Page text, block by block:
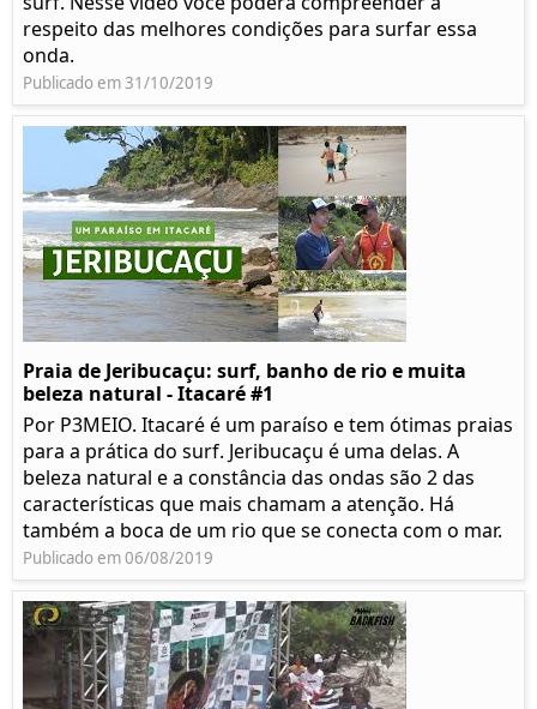
respeito das melhores condições para surfar essa
onda.
Publicado em 31/10/2019
Praia de Jeribucaçu: surf, banho de rio e muita
beleza natural - Itacaré #1
Por P3MEIO. Itacaré é um paraíso e tem ótimas praias
para a prática do surf. Jeribucaçu é uma delas. A
beleza natural e a constância das ondas são 2 das
características que mais chamam a atenção. Há
também a boca de um rio que se conecta com o mar.
Publicado em 06/08/2019